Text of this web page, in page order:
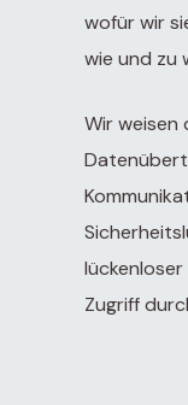
wofür wir
wie und zu
Wir weisen
Zugriff